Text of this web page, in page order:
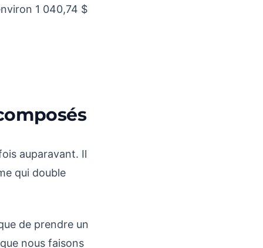
1 040,74 $
auparavant. Il
qui double
de prendre un
nous faisons